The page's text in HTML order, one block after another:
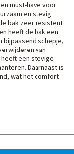
must-have voor
en stevig
bak zeer resistent
heeft de bak een
bijpassend schepje,
van
een stevige
Daarnaast is
wat het comfort